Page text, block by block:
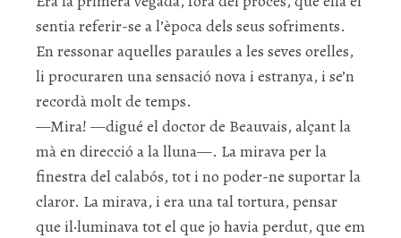
sentia referir-se a l’època dels seus sofriments.
En ressonar aquelles paraules a les seves orelles,
li procuraren una sensació nova i estranya, i se’n
recordà molt de temps.
—Mira! —digué el doctor de Beauvais, alçant la
mà en direcció a la lluna—. La mirava per la
finestra del calabós, tot i no poder-ne suportar la
claror. La mirava, i era una tal tortura, pensar
que il·luminava tot el que jo havia perdut, que em